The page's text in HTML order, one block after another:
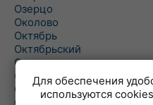
Озерцо
Околово
Октябрь
Октябрьский
Олехновичи
Омговичи
Оношки
Для обеспечения
используются